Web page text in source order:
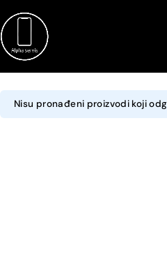
Nisu pronađeni proizvodi koji